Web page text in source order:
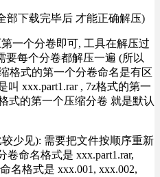
部下载完毕后 才能正确解压)
一个分卷即可, 工具在解压过
要每个分卷都解压一遍 (所以
格式的第一个分卷命名是有区
xxx.part1.rar , 7z格式的第一
式的第一个压缩分卷 就是默认
少见): 需要把文件按顺序重新
命名格式是 xxx.part1.rar,
名格式是 xxx.001, xxx.002,